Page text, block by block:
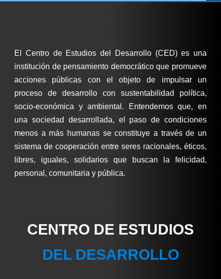
El Centro de Estudios del Desarrollo (CED) es una
institución de pensamiento democrático que promueve
acciones públicas con el objeto de impulsar un
proceso de desarrollo con sustentabilidad política,
socio-económica y ambiental. Entendemos que, en
una sociedad desarrollada, el paso de condiciones
menos a más humanas se constituye a través de un
sistema de cooperación entre seres racionales, éticos,
libres, iguales, solidarios que buscan la felicidad,
personal, comunitaria y pública.
CENTRO DE ESTUDIOS
DEL DESARROLLO